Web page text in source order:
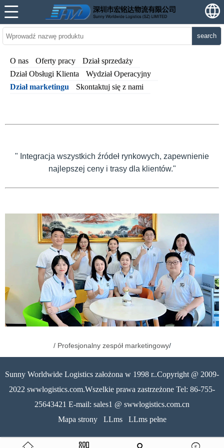
search
O nas Oferty pracy
Dział sprzedaży
Dział Obsługi Klienta
Wydział Operacyjny
Dział marketingu
Skontaktuj się z nami
" Integracja wszystkich źródeł rynkowych, zapewnienie
najlepszej ceny i trasy dla klientów."
/ Profesjonalny zespół marketingowy/
Sunny Worldwide Logistics założona w 1998 r..Copyright @ 2009-
2022 swwlogistics.com.Wszelkie prawa zastrzeżone Tel: 86-755-
25643421 E-mail: sales1 @ swwlogistics.com.cn
Mapa strony
LLms LLms pełne